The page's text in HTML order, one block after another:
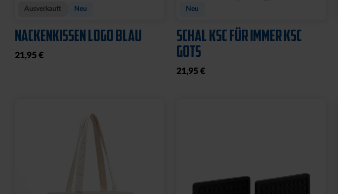
Ausverkauft Neu
NACKENKISSEN LOGO BLAU
21,95 €
Neu
SCHAL KSC FÜR IMMER KSC
GOTS
21,95 €